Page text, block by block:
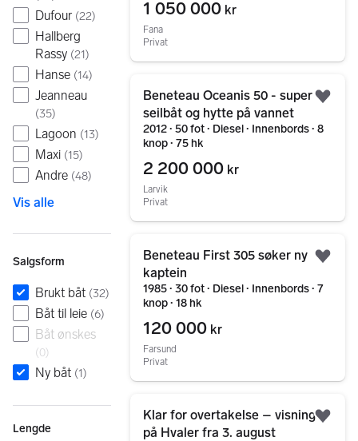
Dufour (22)
Hallberg
Rassy (21)
Hanse (14)
Jeanneau
(35)
Lagoon (13)
Maxi (15)
Andre (48)
Vis alle
Salgsform
Brukt båt (32)
Båt til leie (6)
Båt ønskes
(0)
Ny båt (1)
Lengde
1 050 000 kr
Fana
Privat
Beneteau Oceanis 50 - super
seilbåt og hytte på vannet
2012 ∙ 50 fot ∙ Diesel ∙ Innenbords ∙ 8
knop ∙ 75 hk
2 200 000 kr
Larvik
Privat
Beneteau First 305 søker ny
kaptein
1985 ∙ 30 fot ∙ Diesel ∙ Innenbords ∙ 7
knop ∙ 18 hk
120 000 kr
Farsund
Privat
Klar for overtakelse – visning
på Hvaler fra 3. august